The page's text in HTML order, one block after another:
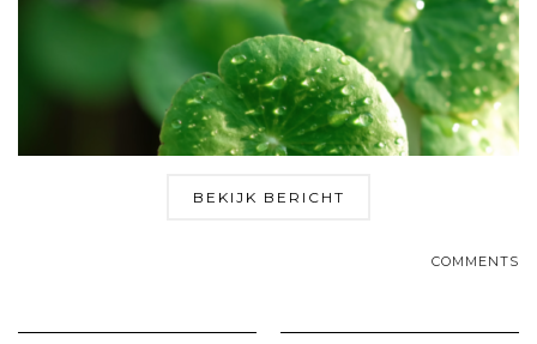
BEKIJK BERICHT
COMMENTS